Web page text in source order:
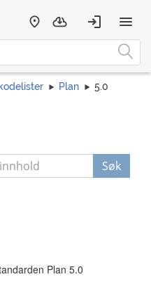
Plan 5.0
Søk
Plan 5.0